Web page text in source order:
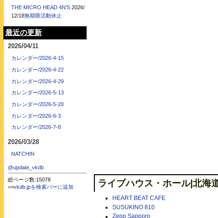
ライブハウス・ホール|北海
HEART BEAT CAFE
SUSUKINO 810
Zepp Sapporo
THE MICRO HEAD 4N'S 2026/
12/18無期限活動休止
最近の更新
2026/04/11
カレンダー/2026-4-15
カレンダー/2026-4-22
カレンダー/2026-4-29
カレンダー/2026-5-13
カレンダー/2026-5-20
カレンダー/2026-6-3
カレンダー/2026-7-8
2026/03/28
NATCHIN
@update_vkdb
総ページ数:15078
>>vkdb.jpを検索バーに追加